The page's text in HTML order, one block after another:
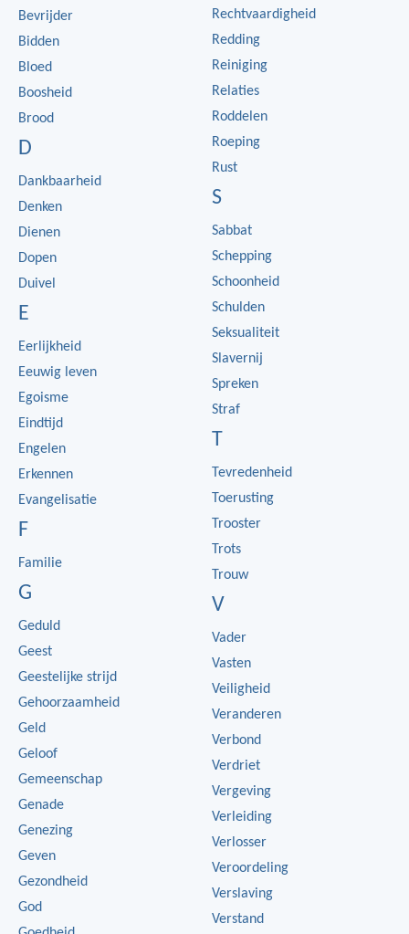
Bevrijder
Bidden
Bloed
Boosheid
Brood
D
Dankbaarheid
Denken
Dienen
Dopen
Duivel
E
Eerlijkheid
Eeuwig leven
Egoisme
Eindtijd
Engelen
Erkennen
Evangelisatie
F
Familie
G
Geduld
Geest
Geestelijke strijd
Gehoorzaamheid
Geld
Geloof
Gemeenschap
Genade
Genezing
Geven
Gezondheid
God
Rechtvaardigheid
Redding
Reiniging
Relaties
Roddelen
Roeping
Rust
S
Sabbat
Schepping
Schoonheid
Schulden
Seksualiteit
Slavernij
Spreken
Straf
T
Tevredenheid
Toerusting
Trooster
Trots
Trouw
V
Vader
Vasten
Veiligheid
Veranderen
Verbond
Verdriet
Vergeving
Verleiding
Verlosser
Veroordeling
Verslaving
Verstand